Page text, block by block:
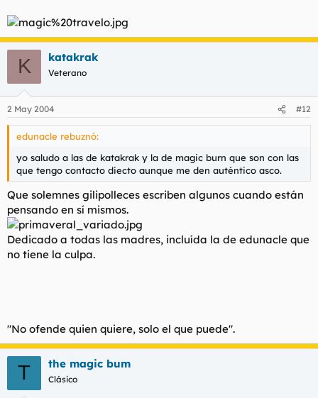
K katakrak
Veterano
2 May 2004 #12
edunacle rebuznó:
yo saludo a las de katakrak y la de magic burn que son con las
que tengo contacto diecto aunque me den auténtico asco.
Que solemnes gilipolleces escriben algunos cuando están
pensando en sí mismos.
Dedicado a todas las madres, incluída la de edunacle que
no tiene la culpa.
"No ofende quien quiere, solo el que puede".
T the magic bum
Clásico